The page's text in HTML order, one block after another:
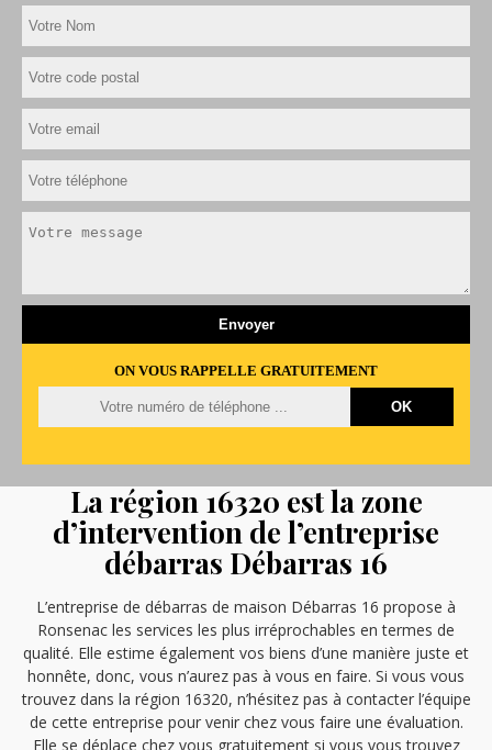
ON VOUS RAPPELLE GRATUITEMENT
La région 16320 est la zone
d’intervention de l’entreprise
débarras Débarras 16
L’entreprise de débarras de maison Débarras 16 propose à
Ronsenac les services les plus irréprochables en termes de
qualité. Elle estime également vos biens d’une manière juste et
honnête, donc, vous n’aurez pas à vous en faire. Si vous vous
trouvez dans la région 16320, n’hésitez pas à contacter l’équipe
de cette entreprise pour venir chez vous faire une évaluation.
Elle se déplace chez vous gratuitement si vous vous trouvez